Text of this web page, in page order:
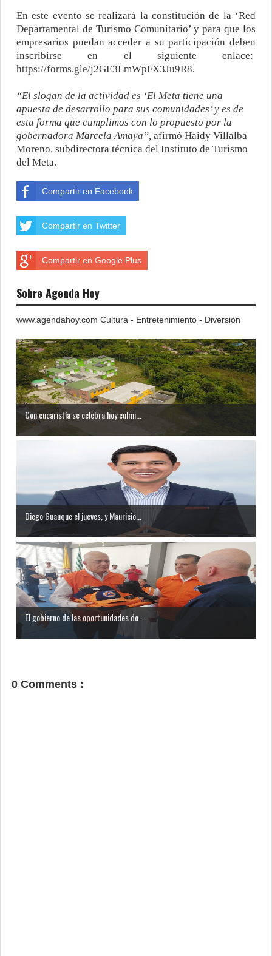
En este evento se realizará la constitución de la ‘Red
Departamental de Turismo Comunitario’ y para que los
empresarios puedan acceder a su participación deben
inscribirse en el siguiente enlace:
https://forms.gle/j2GE3LmWpFX3Ju9R8.
“El slogan de la actividad es ‘El Meta tiene una
apuesta de desarrollo para sus comunidades’ y es de
esta forma que cumplimos con lo propuesto por la
gobernadora Marcela Amaya”, afirmó Haidy Villalba
Moreno, subdirectora técnica del Instituto de Turismo
del Meta.
Compartir en Facebook
Compartir en Twitter
Compartir en Google Plus
Sobre Agenda Hoy
www.agendahoy.com Cultura - Entretenimiento - Diversión
Con eucaristía se celebra hoy culmi...
Diego Guauque el jueves, y Mauricio...
El gobierno de las oportunidades do...
0 Comments :